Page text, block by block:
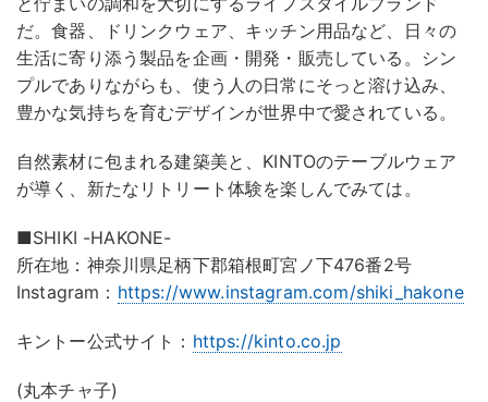
だ。食器、ドリンクウェア、キッチン用品など、日々の
生活に寄り添う製品を企画・開発・販売している。シン
プルでありながらも、使う人の日常にそっと溶け込み、
豊かな気持ちを育むデザインが世界中で愛されている。
自然素材に包まれる建築美と、KINTOのテーブルウェア
が導く、新たなリトリート体験を楽しんでみては。
■SHIKI -HAKONE-
所在地：神奈川県足柄下郡箱根町宮ノ下476番2号
Instagram： https://www.instagram.com/shiki_hakone
キントー公式サイト： https://kinto.co.jp
(丸本チャ子)